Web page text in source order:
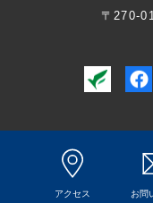
アクセス お問
〒270-